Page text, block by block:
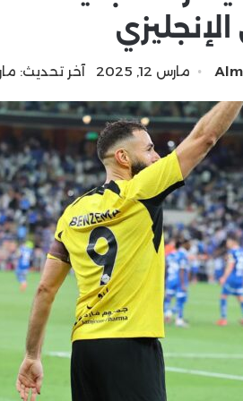
الإنجليزي
مارس 12, 2025 آخر تحديث: مارس